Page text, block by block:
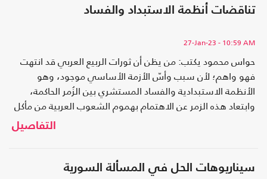
تناقضات أنظمة الاستبداد والفساد
27-Jan-23 - 10:59 AM
حواس محمود يكتب: من يظن أن ثورات الربيع العربي قد انتهت
فهو واهم؛ لأن سبب وأسّ الأزمة الأساسي موجود، وهو
الأنظمة الاستبدادية والفساد المستشري بين الزُمر الحاكمة،
وابتعاد هذه الزمر عن الاهتمام بهموم الشعوب العربية من مأكل
وملبس ومسكن وصحة وتعليم، وأن التحولات التي جرت
والتدخلات التي حدثت في مرحلة الربيع العربي، ما هي إلا حتمية
التفاصيل
سيناريوهات الحل في المسألة السورية